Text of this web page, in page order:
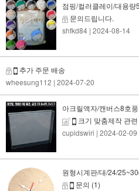
점핑/컬러클레이/대용
문의드립니다.
shfkd84 | 2024-08-14
추가 주문 배송
wheesung112 | 2024-07-20
아크릴액자/캔버스8호
크기 맞춤제작 관
cupidswiri | 2024-02-09
원형시계판/대/24/
문의 (1)